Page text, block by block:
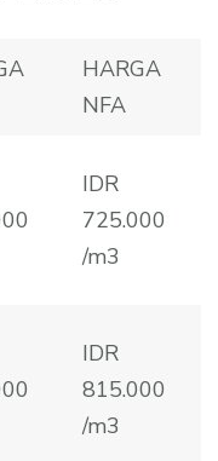
HARGA
NFA
IDR
725.000
/m3
IDR
815.000
/m3